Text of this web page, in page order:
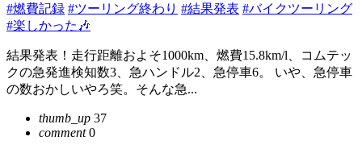
#燃費記録 #ツーリング終わり #結果発表 #バイクツーリング
#楽しかった🎶
結果発表！走行距離およそ1000km、燃費15.8km/l、コムテッ
クの急発進検知数3、急ハンドル2、急停車6。 いや、急停車
の数おかしいやろ笑。そんな急...
thumb_up 37
comment0